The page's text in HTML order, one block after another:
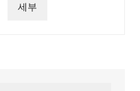
세부